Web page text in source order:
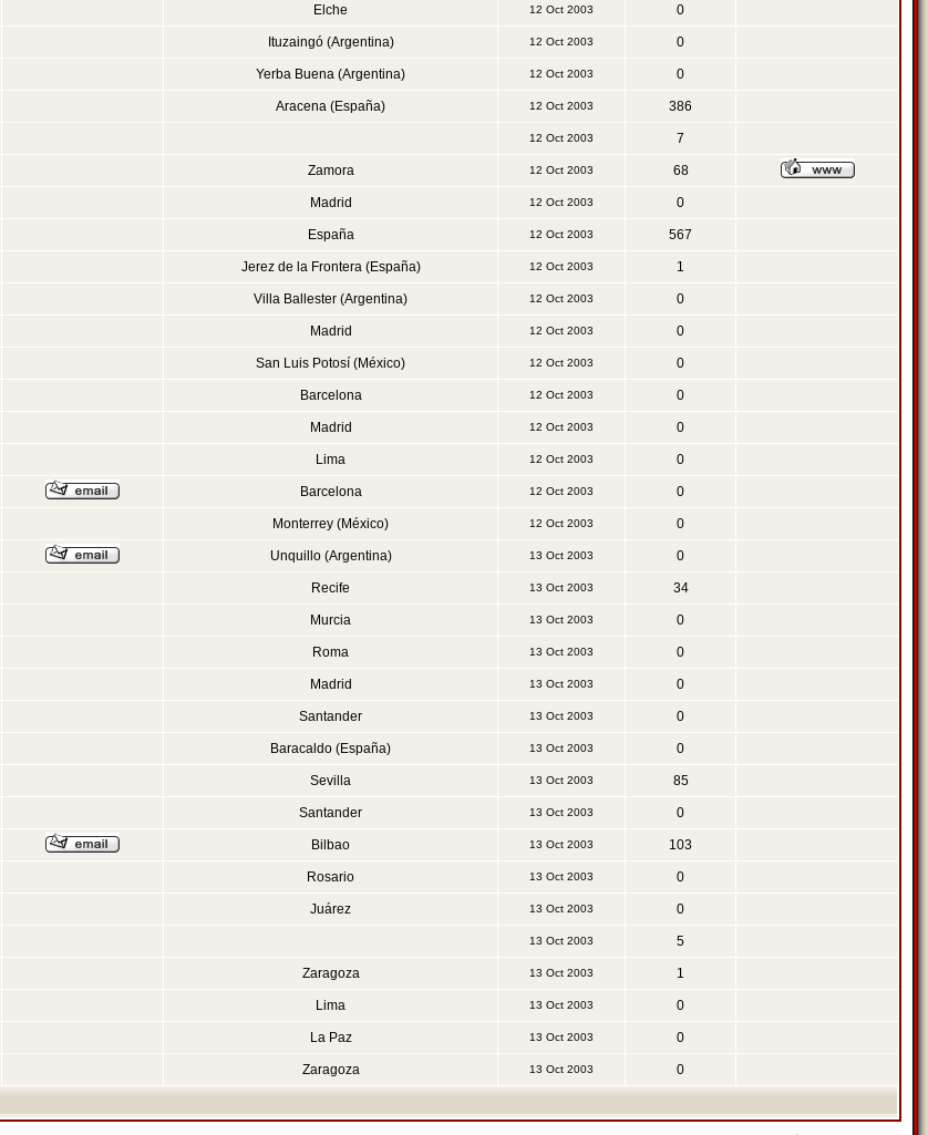
Elche 12 Oct 2003 0
Ituzaingó (Argentina) 12 Oct 2003 0
Yerba Buena (Argentina) 12 Oct 2003 0
Aracena (España) 12 Oct 2003 386
12 Oct 2003 7
Zamora 12 Oct 2003 68
Madrid 12 Oct 2003 0
España 12 Oct 2003 567
Jerez de la Frontera (España) 12 Oct 2003 1
Villa Ballester (Argentina) 12 Oct 2003 0
Madrid 12 Oct 2003 0
San Luis Potosí (México) 12 Oct 2003 0
Barcelona 12 Oct 2003 0
Madrid 12 Oct 2003 0
Lima 12 Oct 2003 0
Barcelona 12 Oct 2003 0
Monterrey (México) 12 Oct 2003 0
Unquillo (Argentina) 13 Oct 2003 0
Recife 13 Oct 2003 34
Murcia 13 Oct 2003 0
Roma 13 Oct 2003 0
Madrid 13 Oct 2003 0
Santander 13 Oct 2003 0
Baracaldo (España) 13 Oct 2003 0
Sevilla 13 Oct 2003 85
Santander 13 Oct 2003 0
Bilbao 13 Oct 2003 103
Rosario 13 Oct 2003 0
Juárez 13 Oct 2003 0
13 Oct 2003 5
Zaragoza 13 Oct 2003 1
Lima 13 Oct 2003 0
La Paz 13 Oct 2003 0
Zaragoza 13 Oct 2003 0